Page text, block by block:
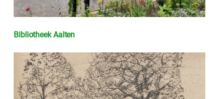
Bibliotheek Aalten